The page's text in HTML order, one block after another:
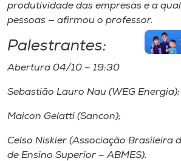
produtividade das empresas e a
pessoas — afirmou o professor.
Palestrantes:
Abertura 04/10 – 19:30
Sebastião Lauro Nau (WEG Energia);
Maicon Gelatti (Sancon);
Celso Niskier (Associação Brasileira
de Ensino Superior – ABMES).